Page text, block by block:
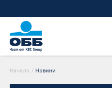
Начало / Новини